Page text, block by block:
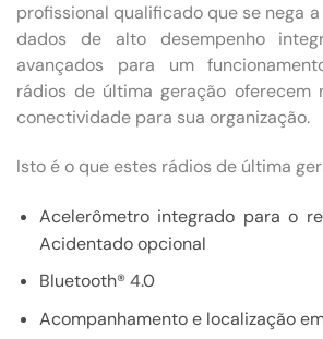
profissional qualificado que se nega
dados de alto desempenho
avançados para um
rádios de última geração oferecem
conectividade para sua organização.
Isto é o que estes rádios de última
Acelerômetro integrado para o
Acidentado opcional
Bluetooth® 4.0
Acompanhamento e localização